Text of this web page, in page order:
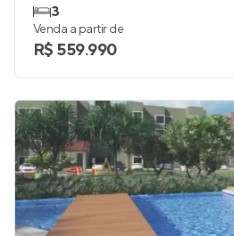
3
Venda a partir de
R$ 559.990